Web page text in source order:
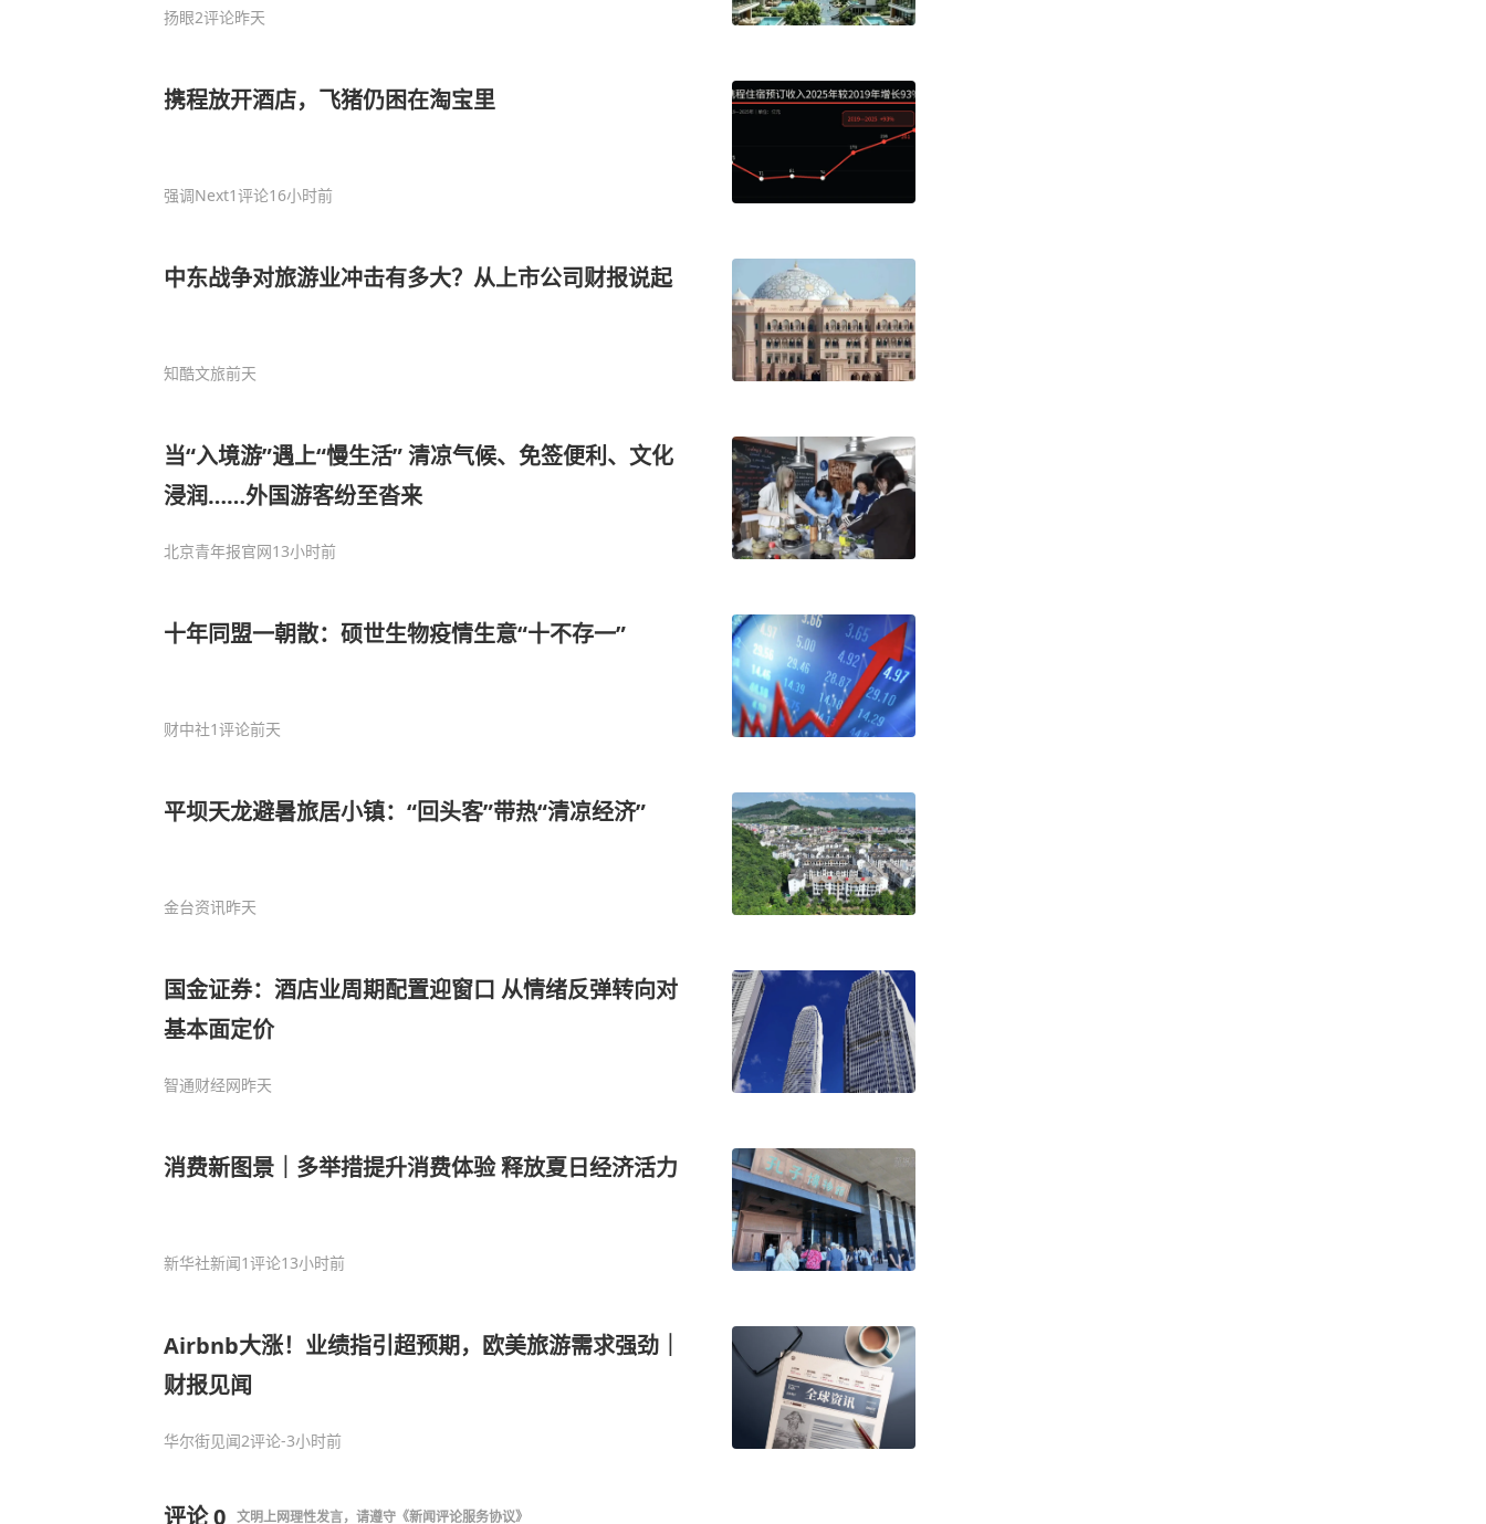
扬眼2评论昨天
携程放开酒店，飞猪仍困在淘宝里
强调Next1评论16小时前
中东战争对旅游业冲击有多大？从上市公司财报说起
知酷文旅前天
当“入境游”遇上“慢生活” 清凉气候、免签便利、文化
浸润……外国游客纷至沓来
北京青年报官网13小时前
十年同盟一朝散：硕世生物疫情生意“十不存一”
财中社1评论前天
平坝天龙避暑旅居小镇：“回头客”带热“清凉经济”
金台资讯昨天
国金证券：酒店业周期配置迎窗口 从情绪反弹转向对
基本面定价
智通财经网昨天
消费新图景｜多举措提升消费体验 释放夏日经济活力
新华社新闻1评论13小时前
Airbnb大涨！业绩指引超预期，欧美旅游需求强劲｜
财报见闻
华尔街见闻2评论-3小时前
评论0 文明上网理性发言，请遵守 《新闻评论服务协议》